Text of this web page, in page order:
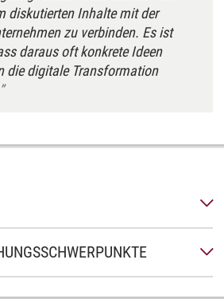
diskutierten Inhalte mit der
zu verbinden. Es ist
daraus oft konkrete Ideen
die digitale Transformation